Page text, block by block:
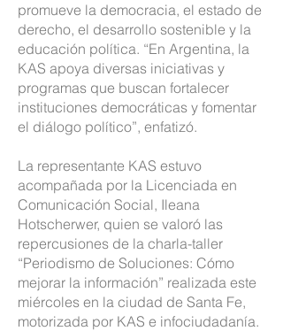
promueve la democracia, el estado de
derecho, el desarrollo sostenible y la
educación política. “En Argentina, la
KAS apoya diversas iniciativas y
programas que buscan fortalecer
instituciones democráticas y fomentar
el diálogo político”, enfatizó.
La representante KAS estuvo
acompañada por la Licenciada en
Comunicación Social, Ileana
Hotscherwer, quien se valoró las
repercusiones de la charla-taller
“Periodismo de Soluciones: Cómo
mejorar la información” realizada este
miércoles en la ciudad de Santa Fe,
motorizada por KAS e infociudadanía.